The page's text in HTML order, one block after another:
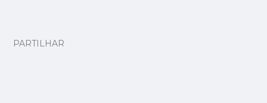
PARTILHAR